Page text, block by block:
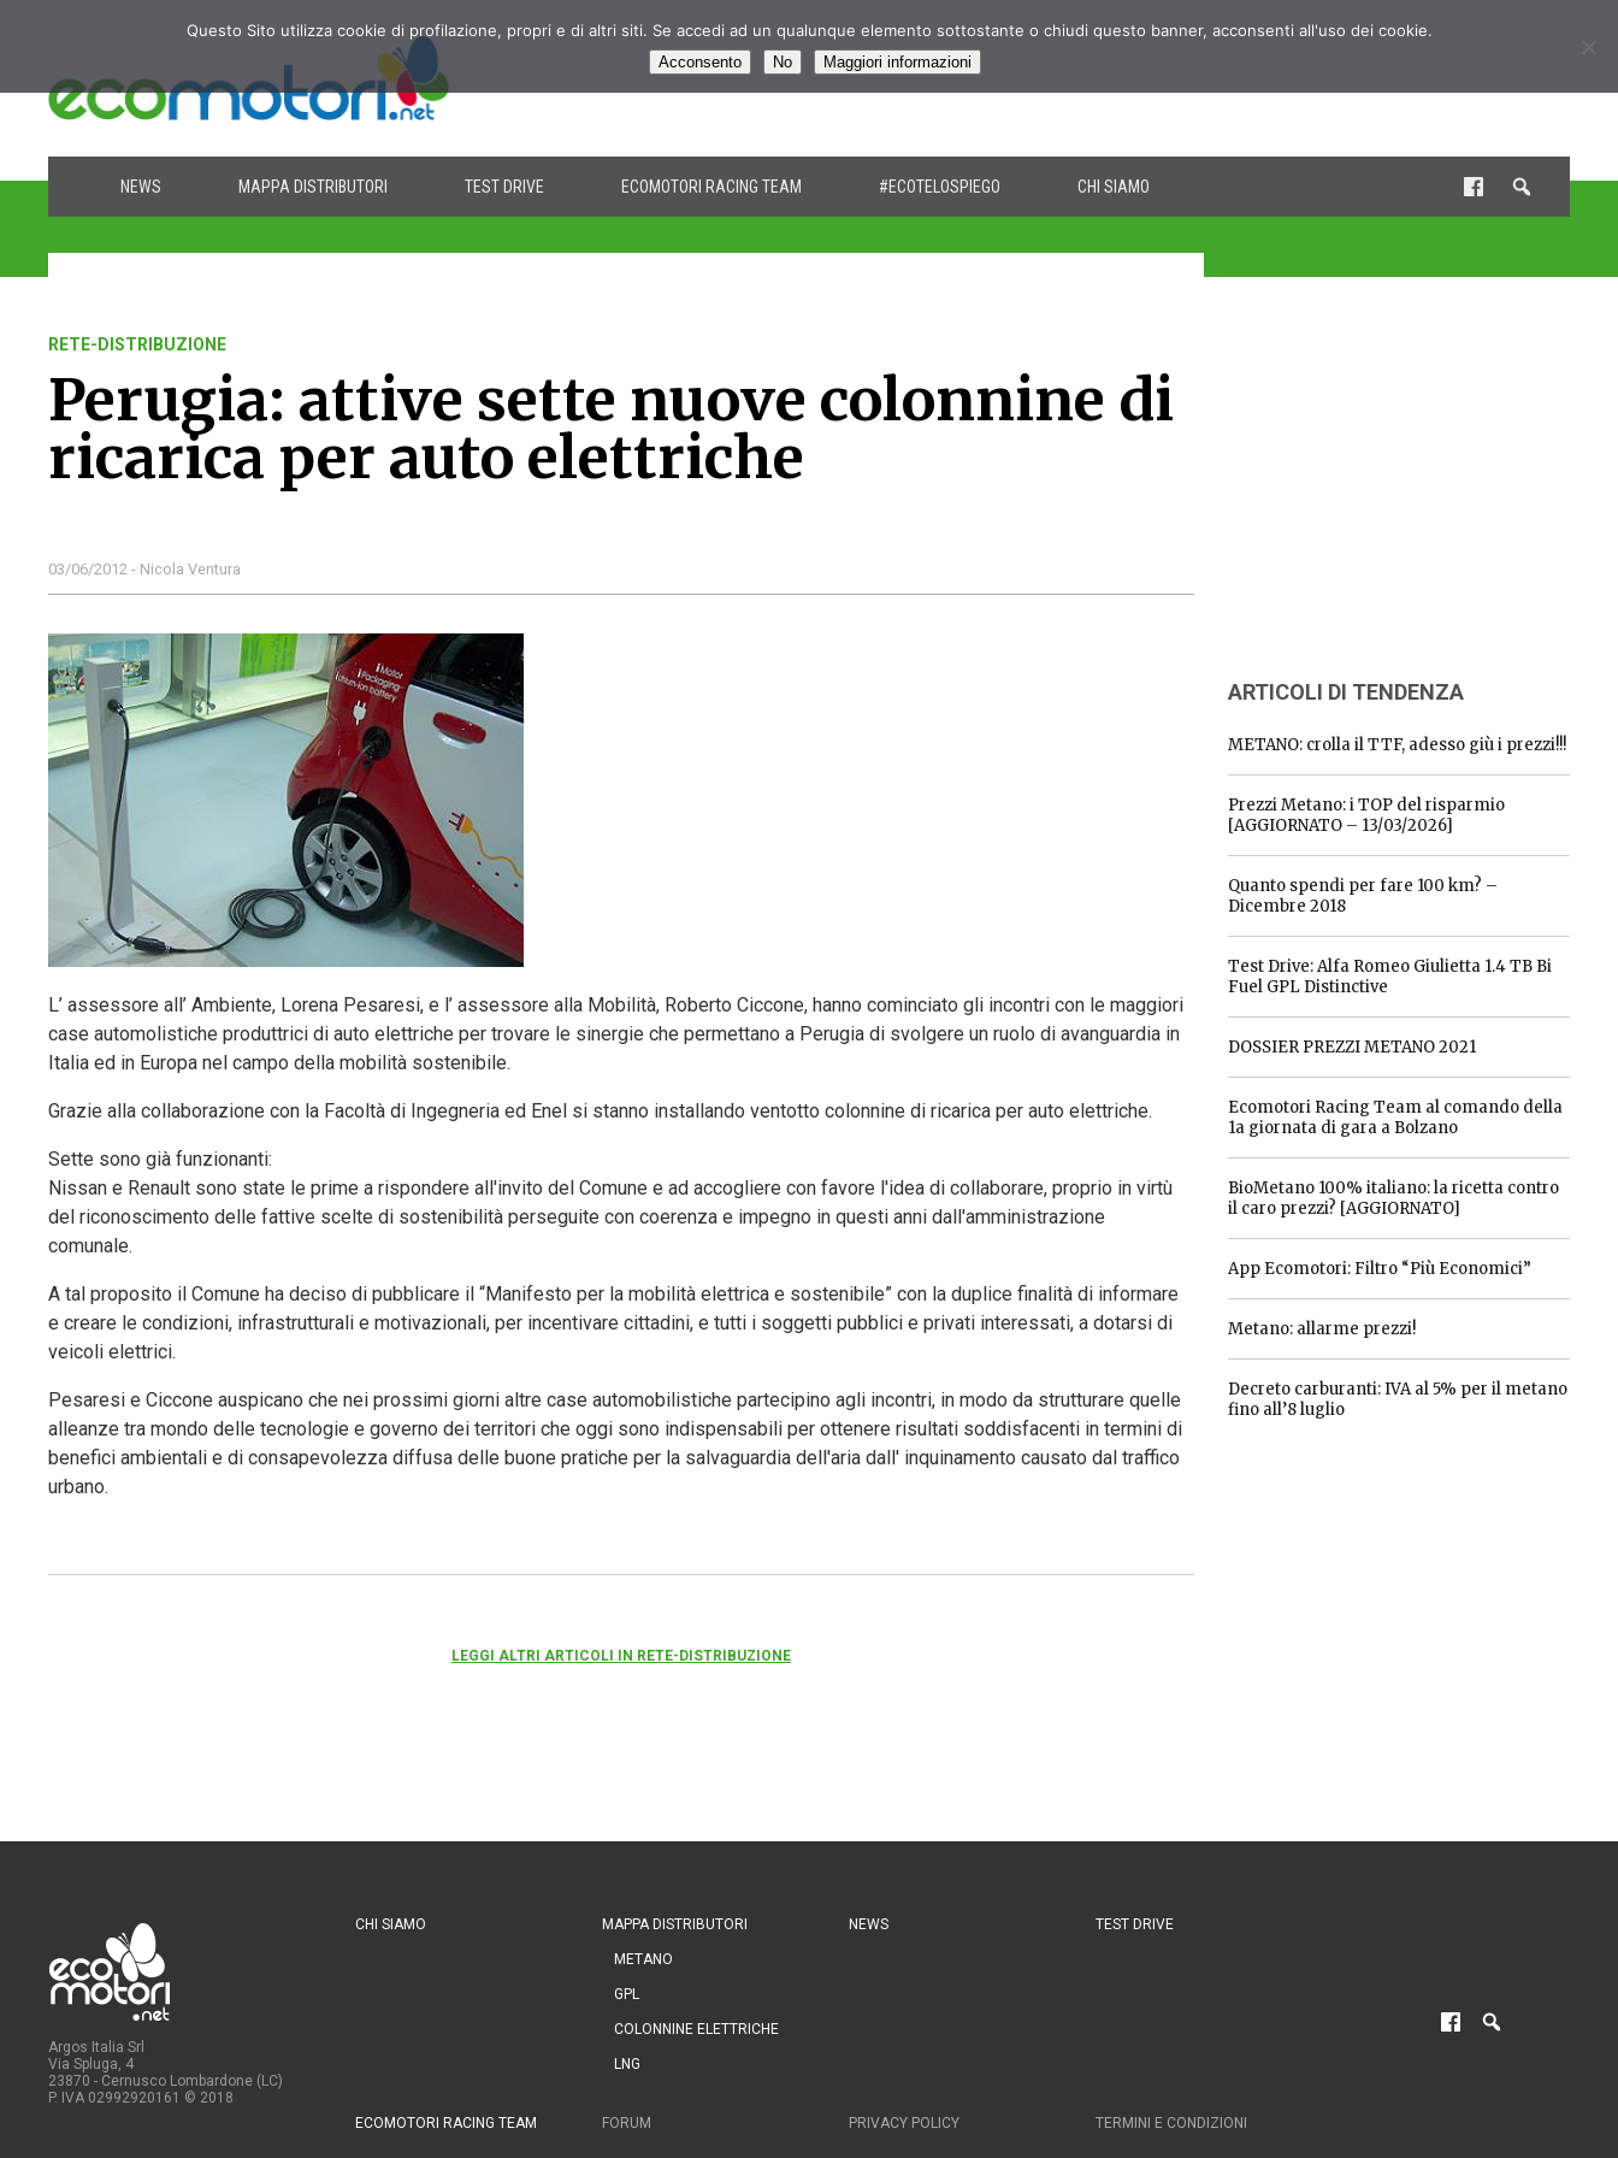
NEWS MAPPA DISTRIBUTORI TEST DRIVE ECOMOTORI RACING TEAM #ECOTELOSPIEGO CHI SIAMO
RETE-DISTRIBUZIONE
Perugia: attive sette nuove colonnine di
ricarica per auto elettriche
03/06/2012 - Nicola Ventura
L’ assessore all’ Ambiente, Lorena Pesaresi, e l’ assessore alla Mobilità, Roberto Ciccone, hanno cominciato gli incontri con le maggiori
case automolistiche produttrici di auto elettriche per trovare le sinergie che permettano a Perugia di svolgere un ruolo di avanguardia in
Italia ed in Europa nel campo della mobilità sostenibile.
Grazie alla collaborazione con la Facoltà di Ingegneria ed Enel si stanno installando ventotto colonnine di ricarica per auto elettriche.
Sette sono già funzionanti:
Nissan e Renault sono state le prime a rispondere all'invito del Comune e ad accogliere con favore l'idea di collaborare, proprio in virtù
del riconoscimento delle fattive scelte di sostenibilità perseguite con coerenza e impegno in questi anni dall'amministrazione
comunale.
A tal proposito il Comune ha deciso di pubblicare il “Manifesto per la mobilità elettrica e sostenibile” con la duplice finalità di informare
e creare le condizioni, infrastrutturali e motivazionali, per incentivare cittadini, e tutti i soggetti pubblici e privati interessati, a dotarsi di
veicoli elettrici.
Pesaresi e Ciccone auspicano che nei prossimi giorni altre case automobilistiche partecipino agli incontri, in modo da strutturare quelle
alleanze tra mondo delle tecnologie e governo dei territori che oggi sono indispensabili per ottenere risultati soddisfacenti in termini di
benefici ambientali e di consapevolezza diffusa delle buone pratiche per la salvaguardia dell'aria dall' inquinamento causato dal traffico
urbano.
LEGGI ALTRI ARTICOLI IN RETE-DISTRIBUZIONE
ARTICOLI DI TENDENZA
METANO: crolla il TTF, adesso giù i prezzi!!!
Prezzi Metano: i TOP del risparmio
[AGGIORNATO – 13/03/2026]
Quanto spendi per fare 100 km? –
Dicembre 2018
Test Drive: Alfa Romeo Giulietta 1.4 TB Bi
Fuel GPL Distinctive
DOSSIER PREZZI METANO 2021
Ecomotori Racing Team al comando della
1a giornata di gara a Bolzano
BioMetano 100% italiano: la ricetta contro
il caro prezzi? [AGGIORNATO]
App Ecomotori: Filtro “Più Economici”
Metano: allarme prezzi!
Decreto carburanti: IVA al 5% per il metano
fino all’8 luglio
Argos Italia Srl
Via Spluga, 4
23870 - Cernusco Lombardone (LC)
P. IVA 02992920161 © 2018
CHI SIAMO MAPPA DISTRIBUTORI
METANO
GPL
COLONNINE ELETTRICHE
LNG
NEWS TEST DRIVE
ECOMOTORI RACING TEAM FORUM PRIVACY POLICY TERMINI E CONDIZIONI
Questo Sito utilizza cookie di profilazione, propri e di altri siti. Se accedi ad un qualunque elemento sottostante o chiudi questo banner, acconsenti all'uso dei cookie.
Acconsento No Maggiori informazioni